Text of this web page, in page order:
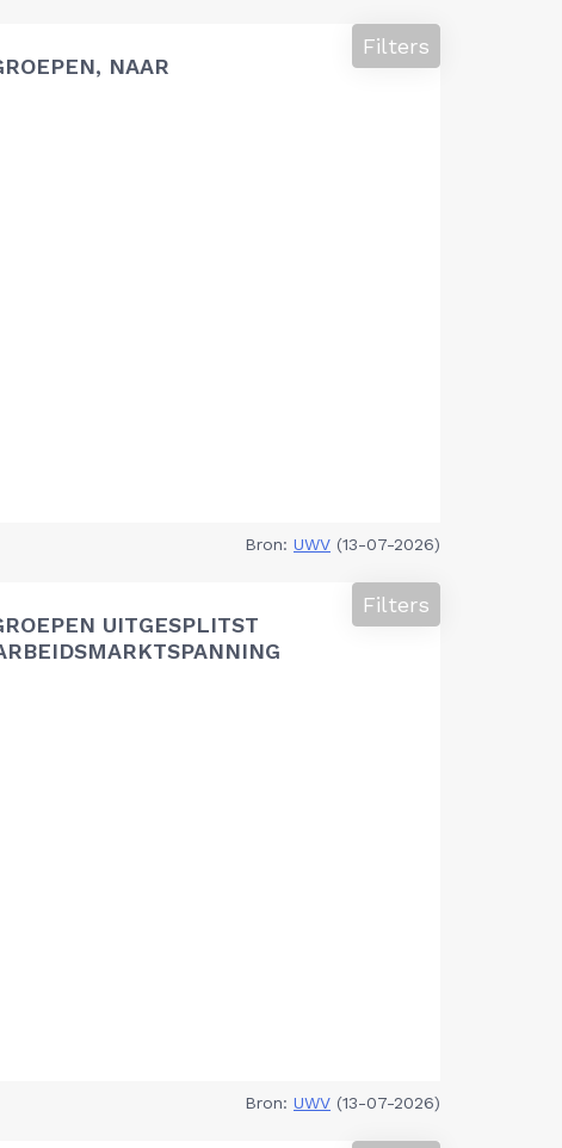
NAAR
Filters
Bron: UWV (13-07-2026)
UITGESPLITST
Filters
Bron: UWV (13-07-2026)